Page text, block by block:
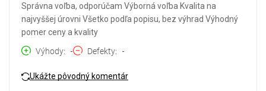
Správna voľba, odporúčam Výborná voľba Kvalita na
najvyššej úrovni Všetko podľa popisu, bez výhrad Výhodný
pomer ceny a kvality
Výhody
- Defekty -
Ukážte pôvodný komentár